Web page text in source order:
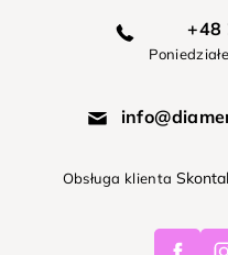
+48
Obsługa klienta